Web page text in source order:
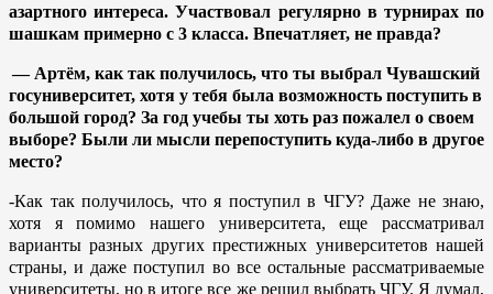
азартного интереса. Участвовал регулярно в турнирах по
шашкам примерно с 3 класса. Впечатляет, не правда?
— Артём, как так получилось, что ты выбрал Чувашский
госуниверситет, хотя у тебя была возможность поступить в
большой город? За год учебы ты хоть раз пожалел о своем
выборе? Были ли мысли перепоступить куда-либо в другое
место?
-Как так получилось, что я поступил в ЧГУ? Даже не знаю,
хотя я помимо нашего университета, еще рассматривал
варианты разных других престижных университетов нашей
страны, и даже поступил во все остальные рассматриваемые
университеты, но в итоге все же решил выбрать ЧГУ. Я думал,